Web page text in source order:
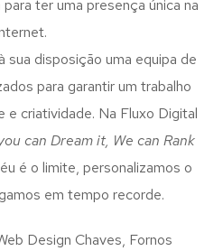
ter uma presença única na
sua disposição uma equipa de
para garantir um trabalho
e criatividade. Na Fluxo Digital
can Dream it, We can Rank
é o limite, personalizamos o
em tempo recorde.
Design Chaves, Fornos